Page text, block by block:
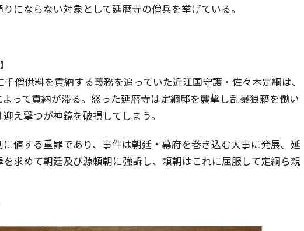
にならない対象として延暦寺の僧兵を挙げている。
千僧供料を貢納する義務を追っていた近江国守護・佐々木定綱は、
って貢納が滞る。怒った延暦寺は定綱邸を襲撃し乱暴狼藉を働い
え撃つが神鏡を破損してしまう。
値する重罪であり、事件は朝廷・幕府を巻き込む大事に発展。延
求めて朝廷及び源頼朝に強訴し、頼朝はこれに屈服して定綱ら親